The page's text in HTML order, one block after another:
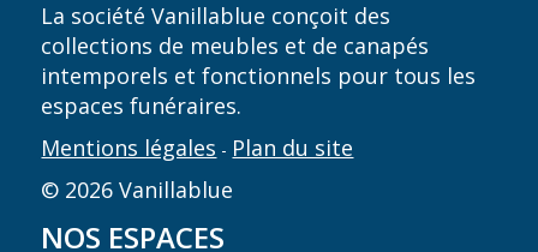
La société Vanillablue conçoit des
collections de meubles et de canapés
intemporels et fonctionnels pour tous les
espaces funéraires.
Mentions légales - Plan du site
© 2026 Vanillablue
NOS ESPACES